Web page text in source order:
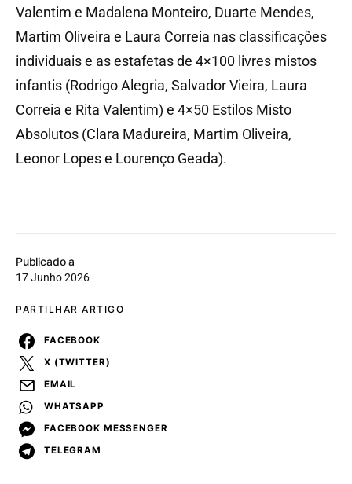
Publicado a
17 Junho 2026
PARTILHAR ARTIGO
FACEBOOK
X (TWITTER)
EMAIL
WHATSAPP
FACEBOOK MESSENGER
TELEGRAM
Valentim e Madalena Monteiro, Duarte Mendes,
Martim Oliveira e Laura Correia nas classificações
individuais e as estafetas de 4×100 livres mistos
infantis (Rodrigo Alegria, Salvador Vieira, Laura
Correia e Rita Valentim) e 4×50 Estilos Misto
Absolutos (Clara Madureira, Martim Oliveira,
Leonor Lopes e Lourenço Geada).